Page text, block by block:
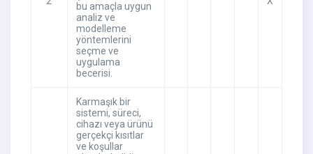
bu amaçla uygun
analiz ve
modelleme
yöntemlerini
seçme ve
uygulama
becerisi.
Karmaşık bir
sistemi, süreci,
cihazı veya ürünü
gerçekçi kısıtlar
ve koşullar